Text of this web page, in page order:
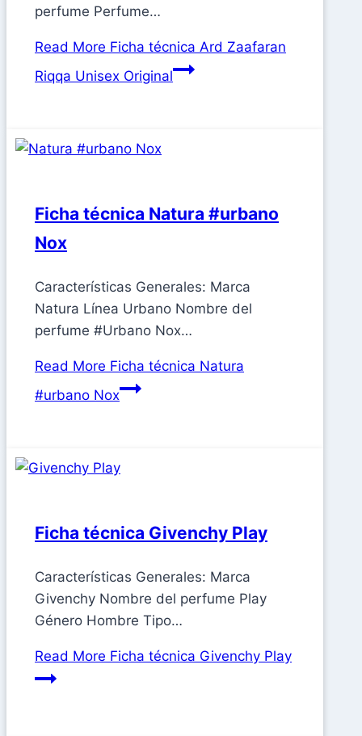
perfume Perfume…
Read More Ficha técnica Ard Zaafaran
Riqqa Unisex Original
Ficha técnica Natura #urbano
Nox
Características Generales: Marca
Natura Línea Urbano Nombre del
perfume #Urbano Nox…
Read More Ficha técnica Natura
#urbano Nox
Ficha técnica Givenchy Play
Características Generales: Marca
Givenchy Nombre del perfume Play
Género Hombre Tipo…
Read More Ficha técnica Givenchy Play